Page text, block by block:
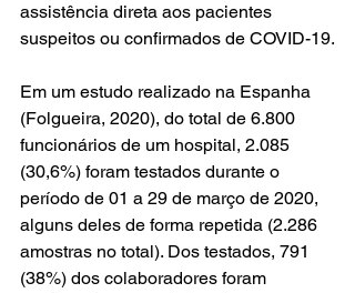
assistência direta aos pacientes
suspeitos ou confirmados de COVID-19.
Em um estudo realizado na Espanha
(Folgueira, 2020), do total de 6.800
funcionários de um hospital, 2.085
(30,6%) foram testados durante o
período de 01 a 29 de março de 2020,
alguns deles de forma repetida (2.286
amostras no total). Dos testados, 791
(38%) dos colaboradores foram